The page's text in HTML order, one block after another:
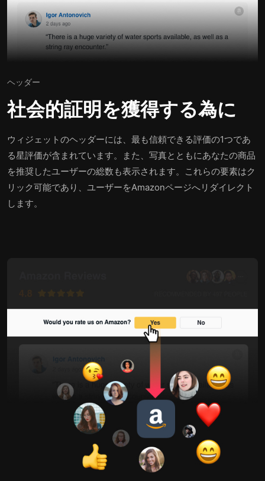
ヘッダー
社会的証明を獲得する為に
ウィジェットのヘッダーには、最も信頼できる評価の1つであ
る星評価が含まれています。また、写真とともにあなたの商品
を推奨したユーザーの総数も表示されます。これらの要素はク
リック可能であり、ユーザーをAmazonページへリダイレクト
します。